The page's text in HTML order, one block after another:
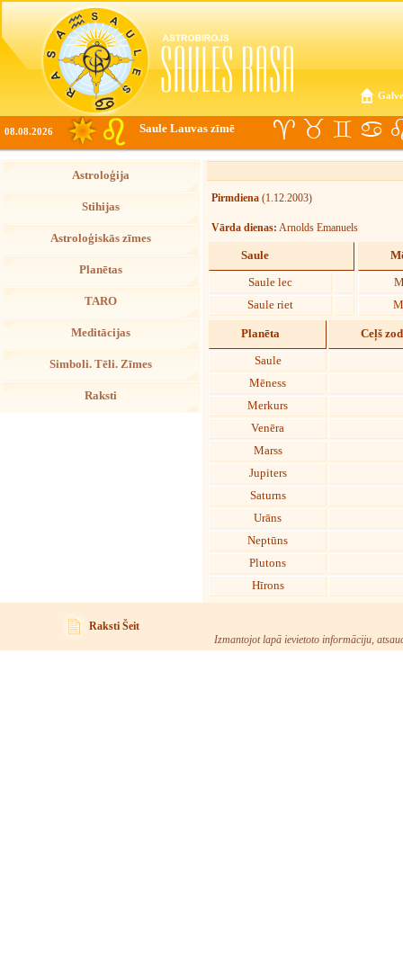
08.08.2026 Saule Lauvas zīmē
Astroloģija
Stihijas
Astroloģiskās zīmes
Planētas
TARO
Meditācijas
Simboli. Tēli. Zīmes
Raksti
Pirmdiena (1.12.2003)
Vārda dienas: Arnolds Emanuels
Saule
Saule lec
Saule riet
Planēta Ceļš
Saule
Mēness
Merkurs
Venēra
Marss
Jupiters
Saturns
Urāns
Neptūns
Plutons
Hīrons
Raksti Šeit
Izmantojot lapā ievietoto informāciju,